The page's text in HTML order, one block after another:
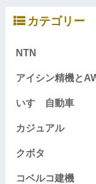
カテゴリー
NTN
アイシン精機と
いすゞ自動車
カジュアル
クボタ
コベルコ建機